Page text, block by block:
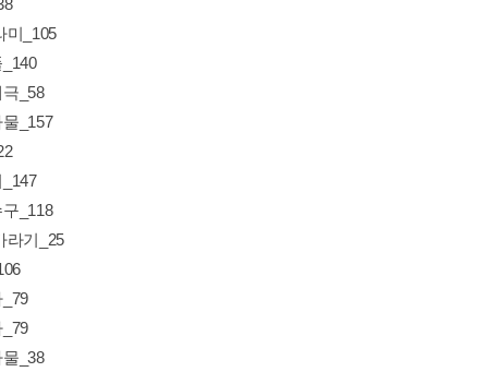
미_105
_58
_157
_118
라기_25
_38